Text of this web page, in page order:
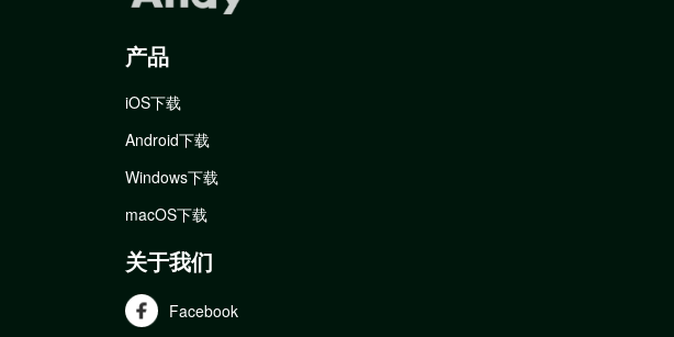
产品
iOS下载
Android下载
Windows下载
macOS下载
关于我们
Facebook